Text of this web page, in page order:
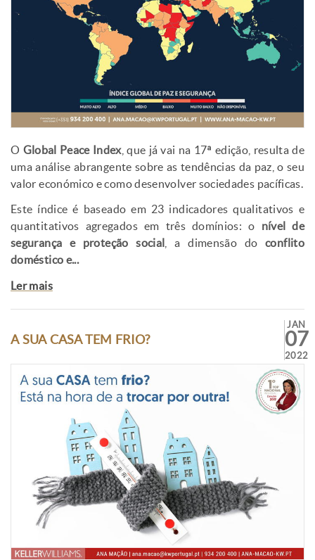
O Global Peace Index, que já vai na 17ª edição, resulta de
uma análise abrangente sobre as tendências da paz, o seu
valor económico e como desenvolver sociedades pacíficas.
Este índice é baseado em 23 indicadores qualitativos e
quantitativos agregados em três domínios: o nível de
segurança e proteção social
, a dimensão doconflito
doméstico e...
Ler mais
A SUA CASA TEM FRIO?
JAN
07
2022